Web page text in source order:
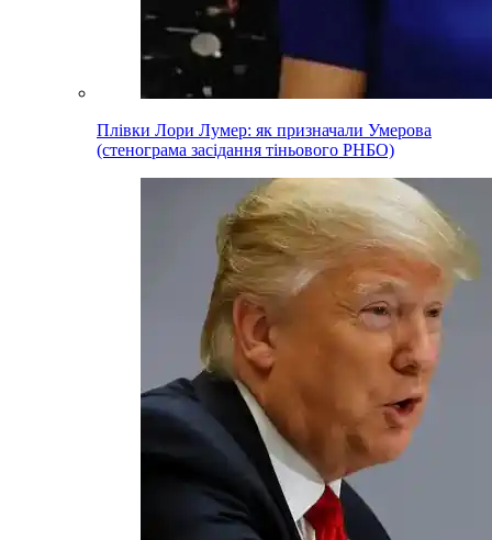
Плівки Лори Лумер: як призначали Умерова
(стенограма засідання тіньового РНБО)